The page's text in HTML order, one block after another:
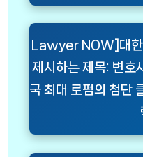
Lawyer NOW]대한
제시하는 제목: 변호
국 최대 로펌의 첨단